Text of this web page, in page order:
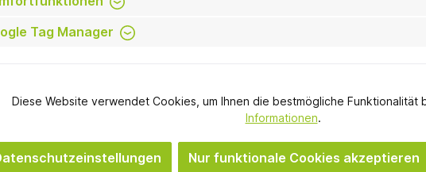
In den Warenkorb
Tag Manager
Diese Website verwendet Cookies, um Ihnen die bestmögliche Funktionalität
Informationen.
Nur funktionale Cookies akzeptieren